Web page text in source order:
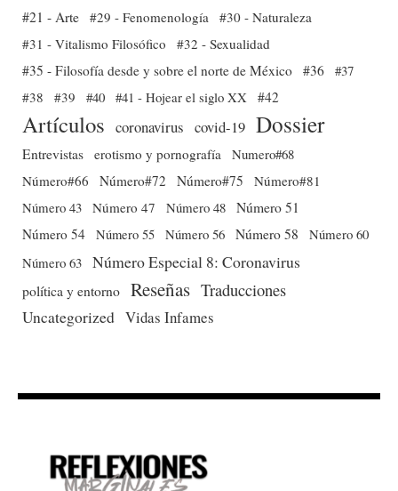
#21 - Arte #29 - Fenomenología
#30 - Naturaleza
#31 - Vitalismo Filosófico
#32 - Sexualidad
#35 - Filosofía desde y sobre el norte de México #36 #37
#38
#39 #40 #41 - Hojear el siglo XX #42
Artículos coronavirus covid-19 Dossier
Entrevistas erotismo y pornografía
Numero#68
Número#66
Número#72 Número#75
Número#81
Número 43 Número 47 Número 48 Número 51
Número 54 Número 55 Número 56 Número 58
Número 60
Número 63 Número Especial 8: Coronavirus
política y entorno Reseñas Traducciones
Uncategorized Vidas Infames